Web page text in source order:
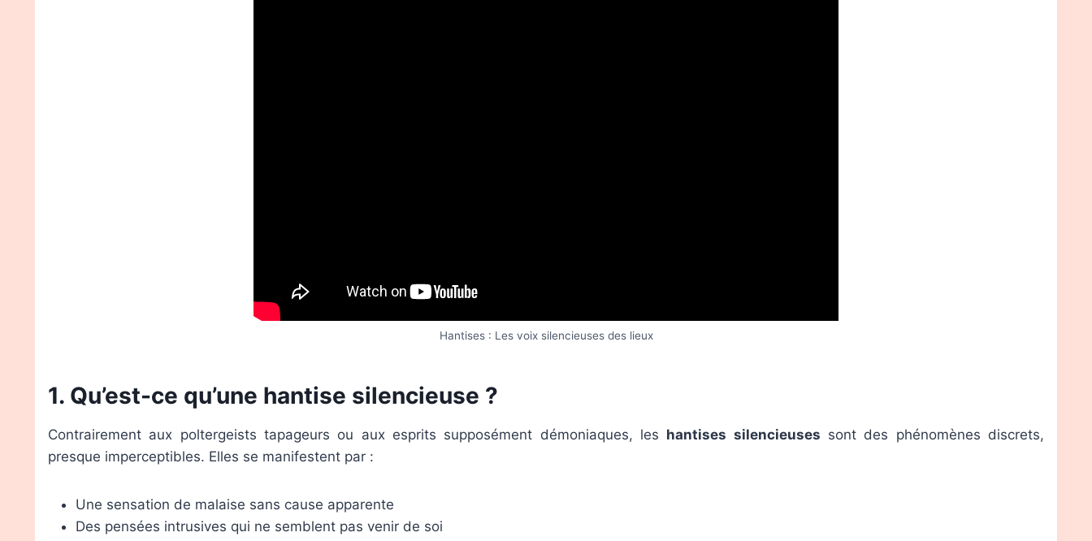
Hantises : Les voix silencieuses des lieux
1. Qu’est-ce qu’une hantise silencieuse ?
Contrairement aux poltergeists tapageurs ou aux esprits supposément démoniaques, les hantises silencieuses sont des phénomènes discrets,
presque imperceptibles. Elles se manifestent par :
Une sensation de malaise sans cause apparente
Des pensées intrusives qui ne semblent pas venir de soi